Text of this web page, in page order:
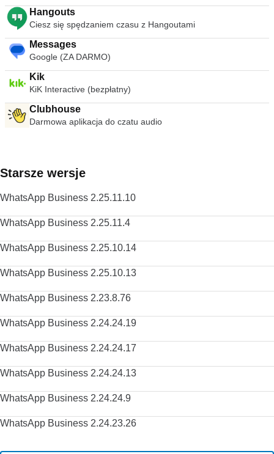
Hangouts
Ciesz się spędzaniem czasu z Hangoutami
Messages
Google (ZA DARMO)
Kik
KiK Interactive (bezpłatny)
Clubhouse
Darmowa aplikacja do czatu audio
Starsze wersje
WhatsApp Business 2.25.11.10
WhatsApp Business 2.25.11.4
WhatsApp Business 2.25.10.14
WhatsApp Business 2.25.10.13
WhatsApp Business 2.23.8.76
WhatsApp Business 2.24.24.19
WhatsApp Business 2.24.24.17
WhatsApp Business 2.24.24.13
WhatsApp Business 2.24.24.9
WhatsApp Business 2.24.23.26